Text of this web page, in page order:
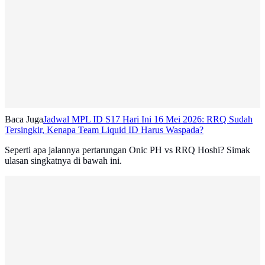
Baca JugaJadwal MPL ID S17 Hari Ini 16 Mei 2026: RRQ Sudah
Tersingkir, Kenapa Team Liquid ID Harus Waspada?
Seperti apa jalannya pertarungan Onic PH vs RRQ Hoshi? Simak
ulasan singkatnya di bawah ini.